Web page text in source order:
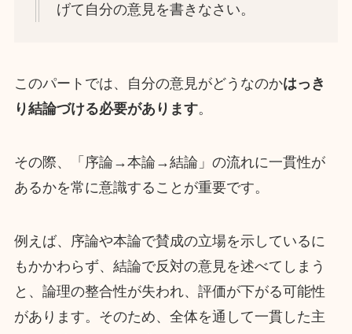
げて自分の意見を書きなさい。
このパートでは、自分の意見がどうなのかはっき
り結論づける必要があります。
その際、「序論→本論→結論」の流れに一貫性が
あるかを常に意識することが重要です。
例えば、序論や本論で賛成の立場を示しているに
もかかわらず、結論で反対の意見を述べてしまう
と、論理の整合性が失われ、評価が下がる可能性
があります。そのため、全体を通して一貫した主